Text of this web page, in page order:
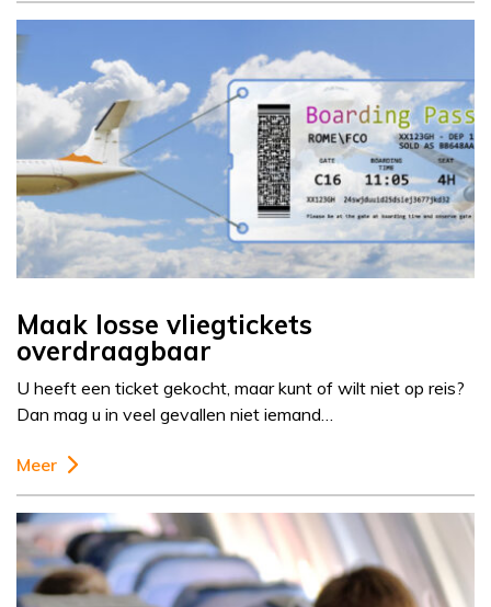
Maak losse vliegtickets
overdraagbaar
U heeft een ticket gekocht, maar kunt of wilt niet op reis?
Dan mag u in veel gevallen niet iemand…
Meer